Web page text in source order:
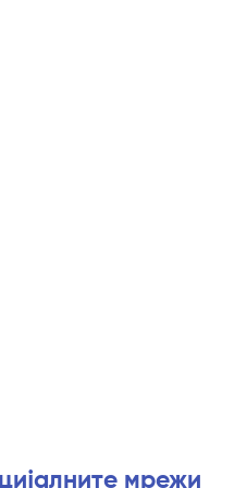
мрежи